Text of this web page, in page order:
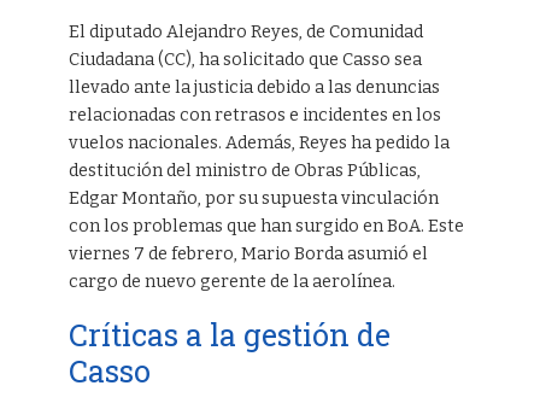
El diputado Alejandro Reyes, de Comunidad
Ciudadana (CC), ha solicitado que Casso sea
llevado ante la justicia debido a las denuncias
relacionadas con retrasos e incidentes en los
vuelos nacionales. Además, Reyes ha pedido la
destitución del ministro de Obras Públicas,
Edgar Montaño, por su supuesta vinculación
con los problemas que han surgido en BoA. Este
viernes 7 de febrero, Mario Borda asumió el
cargo de nuevo gerente de la aerolínea.
Críticas a la gestión de
Casso